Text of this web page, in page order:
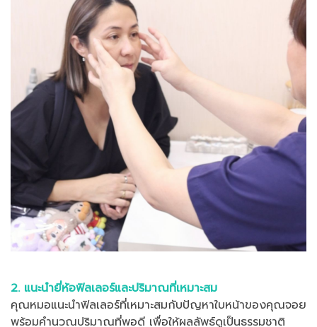
2. แนะนำยี่ห้อฟิลเลอร์และปริมาณที่เหมาะสม
คุณหมอแนะนำฟิลเลอร์ที่เหมาะสมกับปัญหาใบหน้าของคุณจอย
พร้อมคำนวณปริมาณที่พอดี เพื่อให้ผลลัพธ์ดูเป็นธรรมชาติ